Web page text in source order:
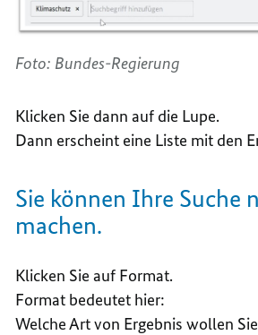
Foto: Bundes-Regierung
Klicken Sie dann auf die Lupe.
Dann erscheint eine Liste mit den
Sie können Ihre Suche
machen.
Klicken Sie auf Format.
Format bedeutet hier:
Welche Art von Ergebnis wollen